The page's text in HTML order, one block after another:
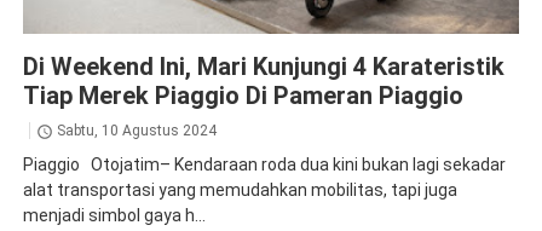
Di Weekend Ini, Mari Kunjungi 4 Karateristik
Tiap Merek Piaggio Di Pameran Piaggio
Sabtu, 10 Agustus 2024
Piaggio Otojatim– Kendaraan roda dua kini bukan lagi sekadar
alat transportasi yang memudahkan mobilitas, tapi juga
menjadi simbol gaya h...